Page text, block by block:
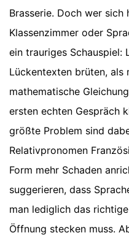
Brasserie. Doch wer sich
Klassenzimmer oder
ein trauriges Schauspiel:
Lückentexten brüten, als
mathematische
ersten echten Gespräch
größte Problem sind
Relativpronomen
Form mehr Schaden
suggerieren, dass
man lediglich das
Öffnung stecken muss.